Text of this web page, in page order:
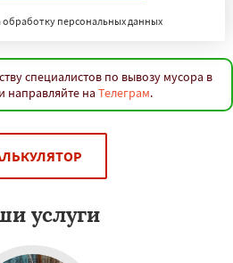
обработку персональных данных
специалистов по вывозу мусора в
направляйте на Телеграм.
услуги